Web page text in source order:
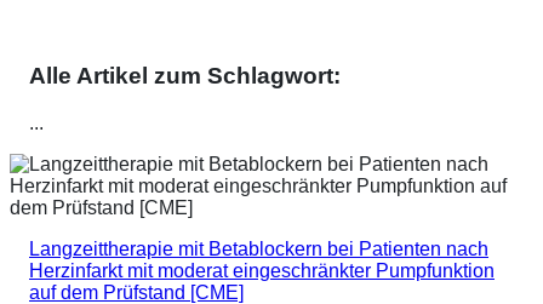
Alle Artikel zum Schlagwort:
...
Langzeittherapie mit Betablockern bei Patienten nach
Herzinfarkt mit moderat eingeschränkter Pumpfunktion
auf dem Prüfstand [CME]